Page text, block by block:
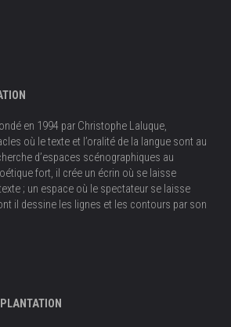
en 1994 par Christophe Laluque,
où le texte et l’oralité de la langue sont au
d’espaces scénographiques au
fort, il crée un écrin où se laisse
; un espace où le spectateur se laisse
il dessine les lignes et les contours par son